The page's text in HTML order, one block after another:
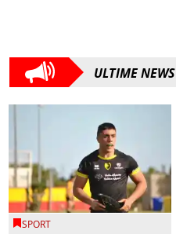
ULTIME NEWS
SPORT